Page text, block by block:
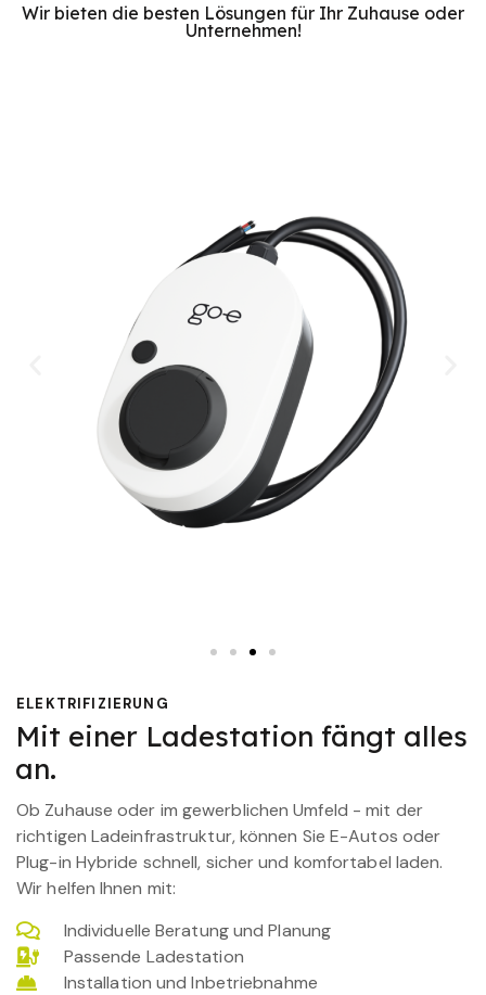
Wir bieten die besten Lösungen für Ihr Zuhause oder
Unternehmen!
ELEKTRIFIZIERUNG
Mit einer Ladestation fängt alles
an.
Ob Zuhause oder im gewerblichen Umfeld - mit der
richtigen Ladeinfrastruktur, können Sie E-Autos oder
Plug-in Hybride schnell, sicher und komfortabel laden.
Wir helfen Ihnen mit:
Individuelle Beratung und Planung
Passende Ladestation
Installation und Inbetriebnahme